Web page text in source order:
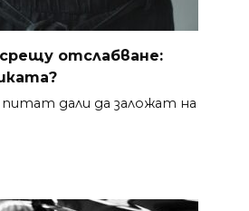
отслабване:
дали да заложат на